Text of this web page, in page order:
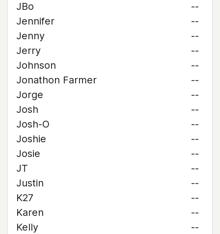
JBo
--
Jennifer
--
Jenny
--
Jerry
--
Johnson
--
Jonathon Farmer
--
Jorge
--
Josh
--
Josh-O
--
Joshie
--
Josie
--
JT
--
Justin
--
K27
--
Karen
--
Kelly
--